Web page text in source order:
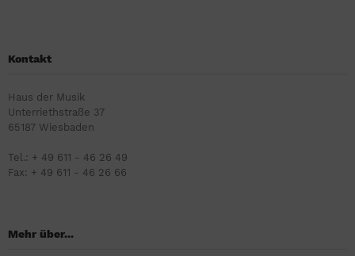
Kontakt
Haus der Musik
Unterriethstraße 37
65187 Wiesbaden
Tel.: + 49 611 - 46 26 49
Fax: + 49 611 - 46 26 66
Mehr über...